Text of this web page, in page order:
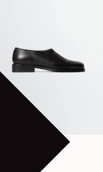
ANATOMIC レザース